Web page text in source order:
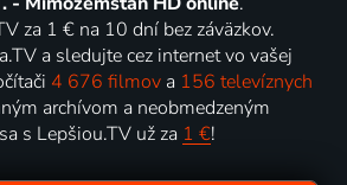
za 1 € na 10 dní bez záväzkov.
a sledujte cez internet vo vašej
4 676 filmov a 156 televíznych
archívom a neobmedzeným
s Lepšiou.TV už za 1 €!